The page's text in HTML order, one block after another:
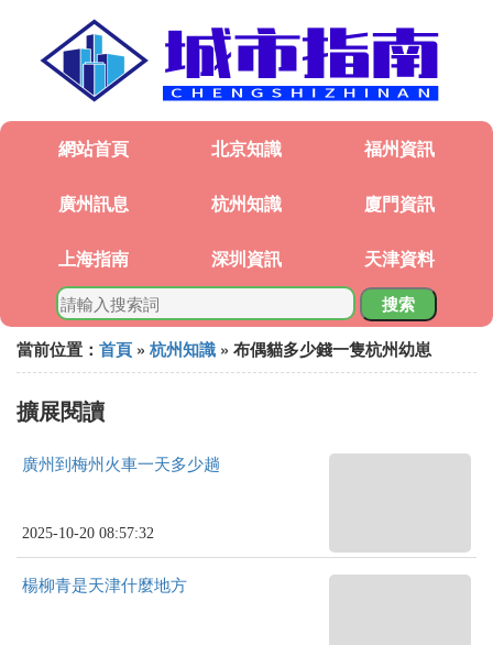
網站首頁 北京知識 福州資訊
廣州訊息 杭州知識 廈門資訊
上海指南 深圳資訊 天津資料
搜索
當前位置： 首頁 » 杭州知識 » 布偶貓多少錢一隻杭州幼崽
擴展閱讀
廣州到梅州火車一天多少趟
2025-10-20 08:57:32
楊柳青是天津什麼地方